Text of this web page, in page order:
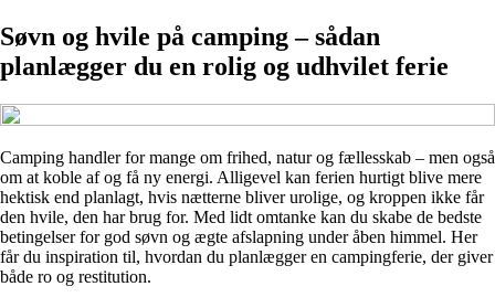
Søvn og hvile på camping – sådan
planlægger du en rolig og udhvilet ferie
Camping handler for mange om frihed, natur og fællesskab – men også
om at koble af og få ny energi. Alligevel kan ferien hurtigt blive mere
hektisk end planlagt, hvis nætterne bliver urolige, og kroppen ikke får
den hvile, den har brug for. Med lidt omtanke kan du skabe de bedste
betingelser for god søvn og ægte afslapning under åben himmel. Her
får du inspiration til, hvordan du planlægger en campingferie, der giver
både ro og restitution.